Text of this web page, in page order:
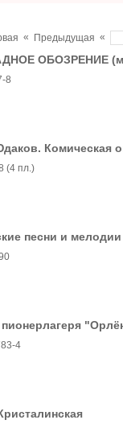
« Предыдущая «
ОБОЗРЕНИЕ
8
Комическая
(4 пл.)
песни и мелодии
4